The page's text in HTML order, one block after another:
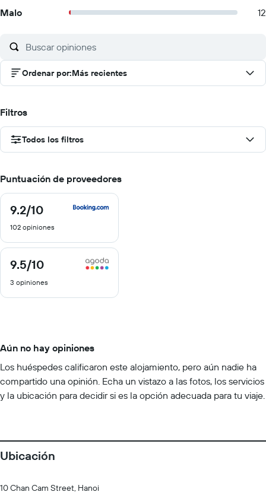
Malo
12
Ordenar por:Más recientes
Filtros
Todos los filtros
Puntuación de proveedores
9.2/10
9.2
10
102 opiniones
9.5/10
9.5
10
3 opiniones
Aún no hay opiniones
Los huéspedes calificaron este alojamiento, pero aún nadie ha
compartido una opinión. Echa un vistazo a las fotos, los servicios
y la ubicación para decidir si es la opción adecuada para tu viaje.
Ubicación
10 Chan Cam Street, Hanoi